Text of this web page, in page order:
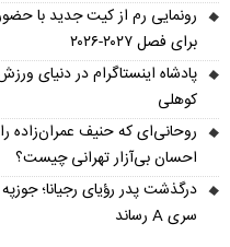
رونمایی رم از کیت جدید با حضور
برای فصل ۲۰۲۷-۲۰۲۶
پادشاه اینستاگرام در دنیای
کوهلی
روحانی‌ای که حنیف عمران‌زاده
احسان بی‌آزار تهرانی چیست؟
درگذشت پدر رؤیای رجیانا؛
سری A رساند